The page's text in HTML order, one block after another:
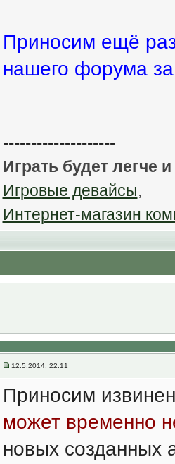
Приносим ещё
нашего форума
--------------------
Играть будет легче
Игровые девайсы,
Интернет-магазин
12.5.2014, 22:11
Приносим
может временно
новых созданных